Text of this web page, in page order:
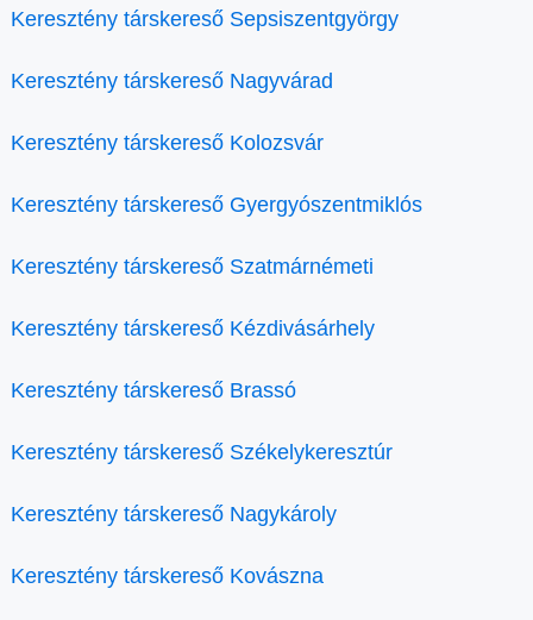
Keresztény társkereső Sepsiszentgyörgy
Keresztény társkereső Nagyvárad
Keresztény társkereső Kolozsvár
Keresztény társkereső Gyergyószentmiklós
Keresztény társkereső Szatmárnémeti
Keresztény társkereső Kézdivásárhely
Keresztény társkereső Brassó
Keresztény társkereső Székelykeresztúr
Keresztény társkereső Nagykároly
Keresztény társkereső Kovászna